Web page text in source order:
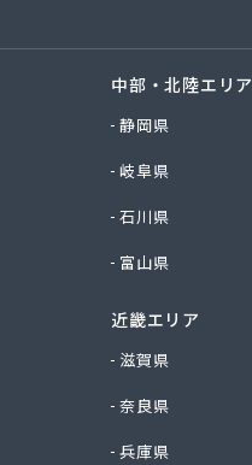
中部・北陸エリア
静岡県
岐阜県
石川県
富山県
近畿エリア
滋賀県
奈良県
兵庫県